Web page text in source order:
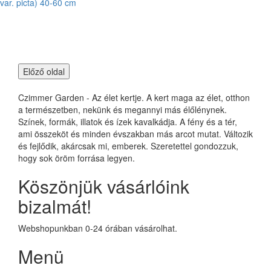
var. picta) 40-60 cm
Czimmer Garden - Az élet kertje. A kert maga az élet, otthon
a természetben, nekünk és megannyi más élőlénynek.
Színek, formák, illatok és ízek kavalkádja. A fény és a tér,
ami összeköt és minden évszakban más arcot mutat. Változik
és fejlődik, akárcsak mi, emberek. Szeretettel gondozzuk,
hogy sok öröm forrása legyen.
Köszönjük vásárlóink
bizalmát!
Webshopunkban 0-24 órában vásárolhat.
Menü